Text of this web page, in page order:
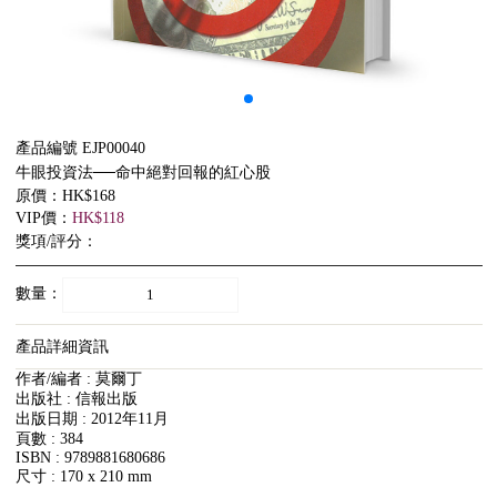
產品編號 EJP00040
牛眼投資法──命中絕對回報的紅心股
原價：HK$168
VIP價： HK$118
獎項/評分：
數量：
產品詳細資訊
作者/編者 : 莫爾丁
出版社 : 信報出版
出版日期 : 2012年11月
頁數 : 384
ISBN : 9789881680686
尺寸 : 170 x 210 mm